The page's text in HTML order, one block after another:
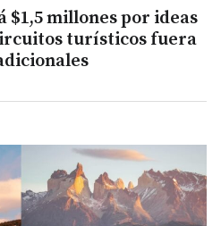
$1,5 millones por ideas
turísticos fuera